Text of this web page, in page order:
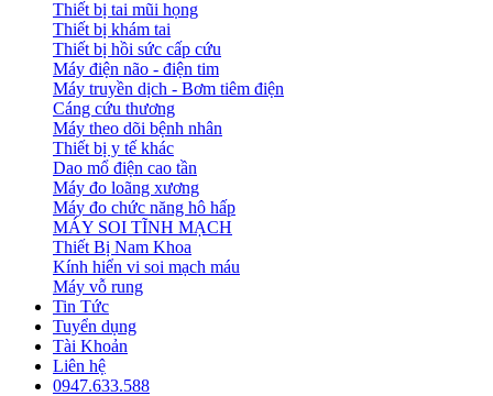
Thiết bị tai mũi họng
Thiết bị khám tai
Thiết bị hồi sức cấp cứu
Máy điện não - điện tim
Máy truyền dịch - Bơm tiêm điện
Cáng cứu thương
Máy theo dõi bệnh nhân
Thiết bị y tế khác
Dao mổ điện cao tần
Máy đo loãng xương
Máy đo chức năng hô hấp
MÁY SOI TĨNH MẠCH
Thiết Bị Nam Khoa
Kính hiển vi soi mạch máu
Máy vỗ rung
Tin Tức
Tuyển dụng
Tài Khoản
Liên hệ
0947.633.588